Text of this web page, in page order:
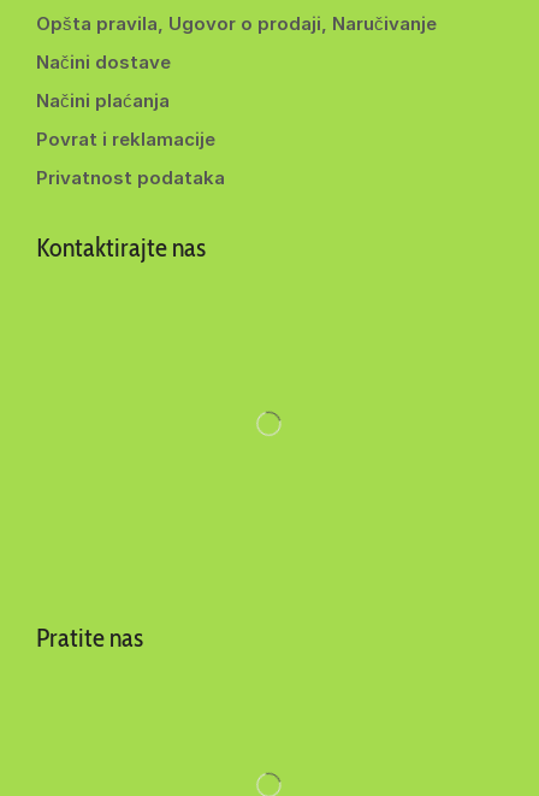
Opšta pravila, Ugovor o prodaji, Naručivanje
Načini dostave
Načini plaćanja
Povrat i reklamacije
Privatnost podataka
Kontaktirajte nas
Pratite nas